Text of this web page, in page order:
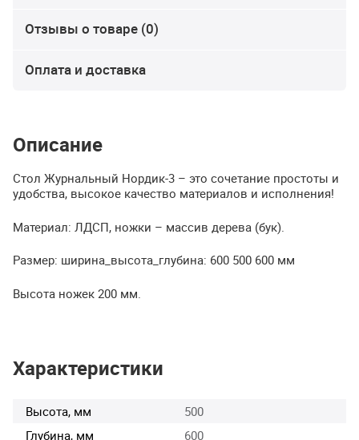
Отзывы о товаре (0)
Оплата и доставка
Описание
Стол Журнальный Нордик-3 – это сочетание простоты и
удобства, высокое качество материалов и исполнения!
Материал: ЛДСП, ножки – массив дерева (бук).
Размер: ширина_высота_глубина: 600 500 600 мм
Высота ножек 200 мм.
Характеристики
Высота, мм
500
Глубина, мм
600